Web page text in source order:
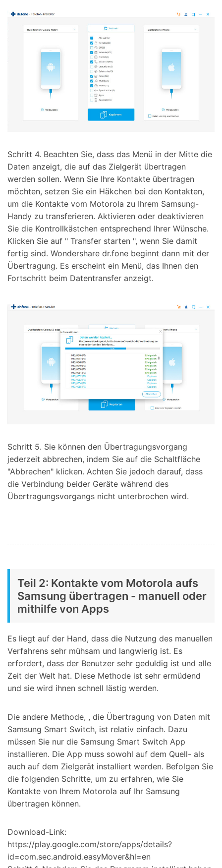
Schritt 4. Beachten Sie, dass das Menü in der Mitte die
Daten anzeigt, die auf das Zielgerät übertragen
werden sollen. Wenn Sie Ihre Kontakte übertragen
möchten, setzen Sie ein Häkchen bei den Kontakten,
um die Kontakte vom Motorola zu Ihrem Samsung-
Handy zu transferieren. Aktivieren oder deaktivieren
Sie die Kontrollkästchen entsprechend Ihrer Wünsche.
Klicken Sie auf " Transfer starten ", wenn Sie damit
fertig sind. Wondershare dr.fone beginnt dann mit der
Übertragung. Es erscheint ein Menü, das Ihnen den
Fortschritt beim Datentransfer anzeigt.
Schritt 5. Sie können den Übertragungsvorgang
jederzeit abbrechen, indem Sie auf die Schaltfläche
"Abbrechen" klicken. Achten Sie jedoch darauf, dass
die Verbindung beider Geräte während des
Übertragungsvorgangs nicht unterbrochen wird.
Teil 2: Kontakte vom Motorola aufs
Samsung übertragen - manuell oder
mithilfe von Apps
Es liegt auf der Hand, dass die Nutzung des manuellen
Verfahrens sehr mühsam und langwierig ist. Es
erfordert, dass der Benutzer sehr geduldig ist und alle
Zeit der Welt hat. Diese Methode ist sehr ermüdend
und sie wird ihnen schnell lästig werden.
Die andere Methode, , die Übertragung von Daten mit
Samsung Smart Switch, ist relativ einfach. Dazu
müssen Sie nur die Samsung Smart Switch App
installieren. Die App muss sowohl auf dem Quell- als
auch auf dem Zielgerät installiert werden. Befolgen Sie
die folgenden Schritte, um zu erfahren, wie Sie
Kontakte von Ihrem Motorola auf Ihr Samsung
übertragen können.
Download-Link:
https://play.google.com/store/apps/details?
id=com.sec.android.easyMover&hl=en